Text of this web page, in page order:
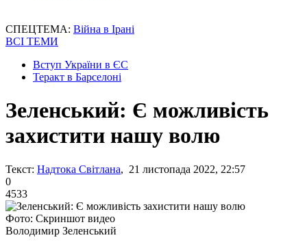
СПЕЦТЕМА: Війна в Ірані
ВСІ ТЕМИ
Вступ України в ЄС
Теракт в Барселоні
Зеленський: Є можливість
захистити нашу волю
Текст: Надтока Світлана, 21 листопада 2022, 22:57
0
4533
Фото: Скриншот видео
Володимир Зеленський